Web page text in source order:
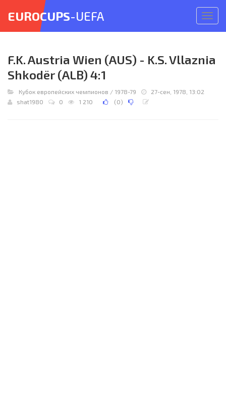
меню
EUROCUPS-UEFA
F.K. Austria Wien (AUS) - K.S. Vllaznia
Shkodër (ALB) 4:1
Кубок европейских чемпионов / 1978-79
27-сен, 1978, 13:02
shat1980
0 1 210 (0)